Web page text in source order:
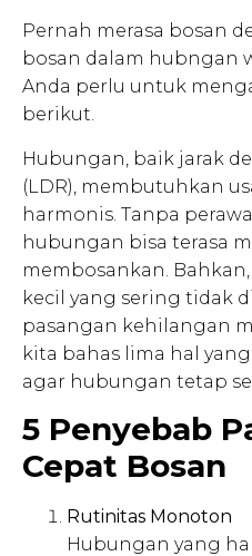
Pernah merasa bosan
bosan dalam hubngan
Anda perlu untuk
berikut.
Hubungan, baik jarak
(LDR), membutuhkan
harmonis. Tanpa
hubungan bisa terasa
membosankan.
kecil yang sering tidak
pasangan kehilangan
kita bahas lima hal
agar hubungan tetap
5 Penyebab
Cepat Bosan
Rutinitas Monoton
Hubungan yang